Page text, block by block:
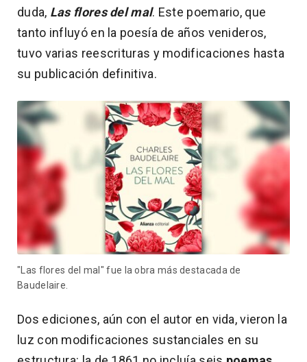
duda, Las flores del mal. Este poemario, que
tanto influyó en la poesía de años venideros,
tuvo varias reescrituras y modificaciones hasta
su publicación definitiva.
"Las flores del mal" fue la obra más destacada de
Baudelaire.
Dos ediciones, aún con el autor en vida, vieron la
luz con modificaciones sustanciales en su